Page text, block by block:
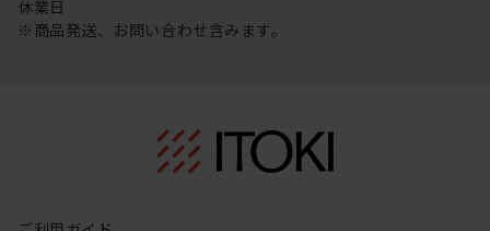
休業日
※商品発送、お問い合わせ含みます。